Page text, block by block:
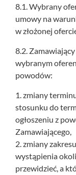
8.1. Wybrany
umowy na
w złożonej
8.2.
wybranym
powodów:
1. zmiany
stosunku do
ogłoszeniu z
Zamawiającego,
2. zmiany
wystąpienia
przewidzieć, a